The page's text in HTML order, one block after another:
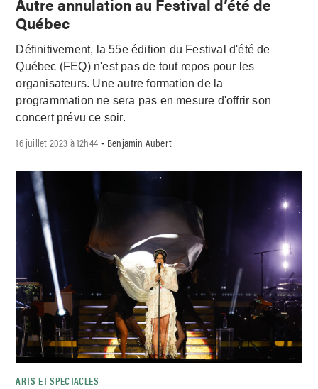
Québec
Définitivement, la 55e édition du Festival d'été de
Québec (FEQ) n'est pas de tout repos pour les
organisateurs. Une autre formation de la
programmation ne sera pas en mesure d'offrir son
concert prévu ce soir.
16 juillet 2023 à 12h44 - Benjamin Aubert
ARTS ET SPECTACLES